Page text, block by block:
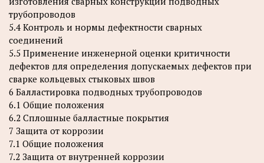
трубопроводов
5.4 Контроль и нормы дефектности сварных
соединений
5.5 Применение инженерной оценки критичности
дефектов для определения допускаемых дефектов при
сварке кольцевых стыковых швов
6 Балластировка подводных трубопроводов
6.1 Общие положения
6.2 Сплошные балластные покрытия
7 Защита от коррозии
7.1 Общие положения
7.2 Защита от внутренней коррозии